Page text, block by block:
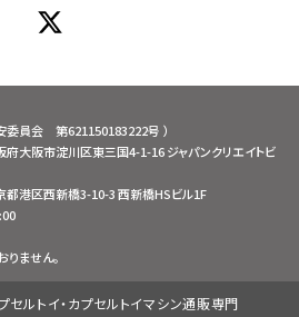
員会 第621150183222号 ）
大阪市淀川区東三国4-1-16 ジャパンクリエイトビ
港区西新橋3-10-3 西新橋HSビル1F
ません。
ルトイ・カプセルトイマシン通販専門